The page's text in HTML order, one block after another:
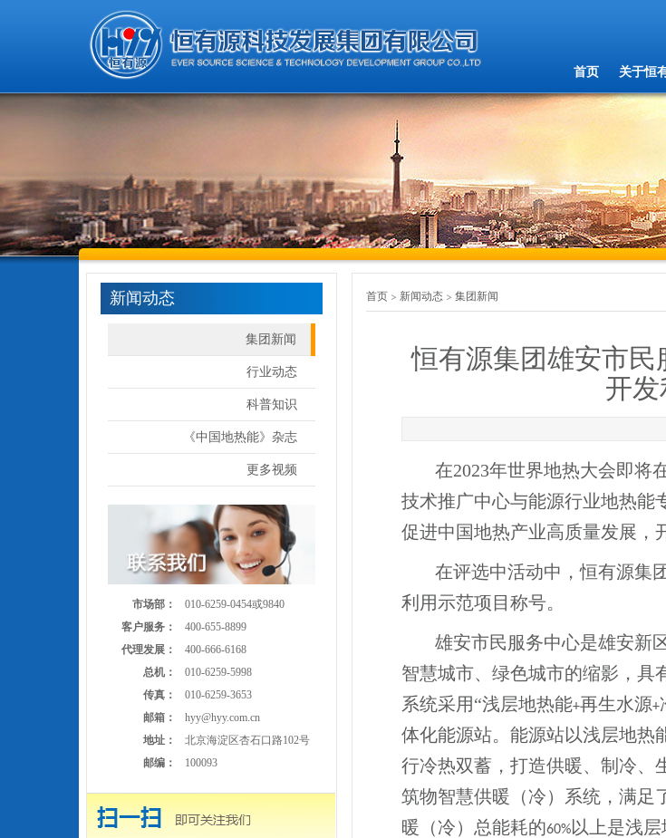
首页 关于恒
新闻动态
集团新闻
行业动态
科普知识
《中国地热能》杂志
更多视频
市场部：
010-6259-0454或9840
客户服务：
400-655-8899
代理发展：
400-666-6168
总机：
010-6259-5998
传真：
010-6259-3653
邮箱：
hyy@hyy.com.cn
地址：
北京海淀区杏石口路102号
邮编：
100093
首页 新闻动态 集团新闻
恒有源集团雄安市
开
在2023年世界地热大会即将
技术推广中心与能源行业地热能
促进中国地热产业高质量发展，
在评选中活动中，恒有源集
利用示范项目称号。
雄安市民服务中心是雄安新
智慧城市、绿色城市的缩影，具
系统采用“浅层地热能+再生水源+
体化能源站。能源站以浅层地热
行冷热双蓄，打造供暖、制冷、
筑物智慧供暖（冷）系统，满足
暖（冷）总能耗的60%以上是浅